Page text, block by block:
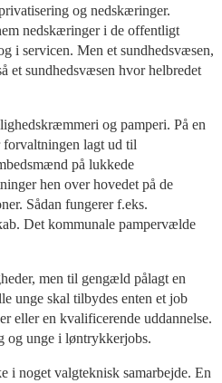
og nedskæringer.
nedskæringer i de offentligt
i servicen. Men et sundhedsvæsen,
et sundhedsvæsen hvor helbredet
og pamperi. På en
lagt ud til
på lukkede
hen over hovedet på de
Sådan fungerer f.eks.
Det kommunale pampervælde
men til gengæld pålagt en
unge skal tilbydes enten et job
eller en kvalificerende uddannelse.
og unge i løntrykkerjobs.
i noget valgteknisk samarbejde. En